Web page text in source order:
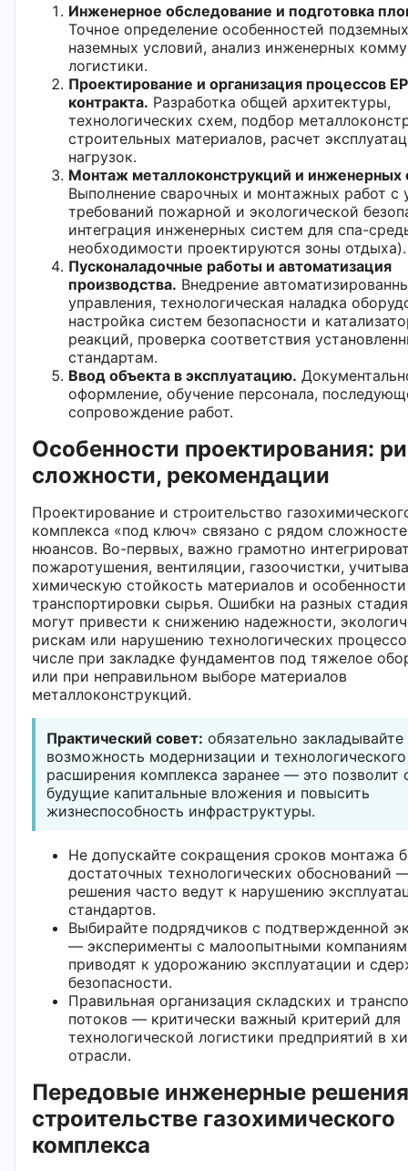
Инженерное обследование и подготовка
Точное определение особенностей
наземных условий, анализ инженерных
логистики.
Проектирование и организация процессов
контракта. Разработка общей архитектуры,
технологических схем, подбор
строительных материалов, расчет
нагрузок.
Монтаж металлоконструкций и инженерных
Выполнение сварочных и монтажных работ с
требований пожарной и экологической
интеграция инженерных систем для спа-
необходимости проектируются зоны отдыха).
Пусконаладочные работы и автоматизация
производства. Внедрение
управления, технологическая наладка
настройка систем безопасности и
реакций, проверка соответствия
стандартам.
Ввод объекта в эксплуатацию.
оформление, обучение персонала,
сопровождение работ.
Особенности проектирования:
сложности, рекомендации
Проектирование и строительство
комплекса «под ключ» связано с рядом
нюансов. Во-первых, важно грамотно
пожаротушения, вентиляции, газоочистки,
химическую стойкость материалов и особенности
транспортировки сырья. Ошибки на разных
могут привести к снижению надежности,
рискам или нарушению технологических
числе при закладке фундаментов под тяжелое
или при неправильном выборе материалов
металлоконструкций.
Практический совет: обязательно закладывайте
возможность модернизации и технологического
расширения комплекса заранее — это позволит
будущие капитальные вложения и повысить
жизнеспособность инфраструктуры.
Не допускайте сокращения сроков монтажа
достаточных технологических обоснований
решения часто ведут к нарушению
стандартов.
Выбирайте подрядчиков с подтвержденной
— эксперименты с малоопытными
приводят к удорожанию эксплуатации и
безопасности.
Правильная организация складских и
потоков — критически важный критерий для
технологической логистики предприятий в
отрасли.
Передовые инженерные
строительстве газохимического
комплекса